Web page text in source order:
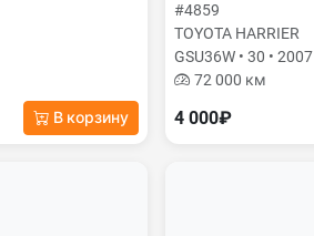
В корзину
#4859
TOYOTA HARRIER
GSU36W • 30 • 2007
72 000 км
4 000₽